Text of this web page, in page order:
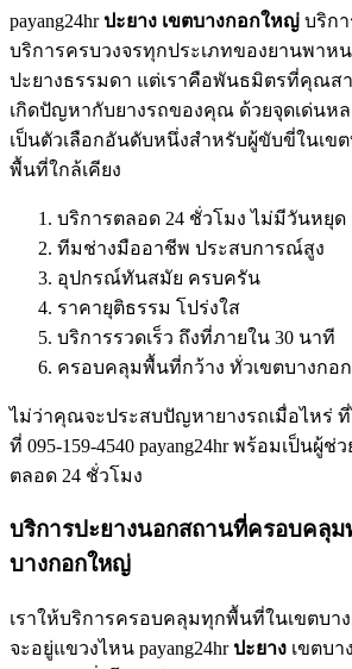
payang24hrปะยาง เขตบางกอกใหญ่ บริก
บริการครบวงจรทุกประเภทของยานพาหน
ปะยางธรรมดา แต่เราคือพันธมิตรที่คุณสา
เกิดปัญหากับยางรถของคุณ ด้วยจุดเด่นหล
เป็นตัวเลือกอันดับหนึ่งสําหรับผู้ขับขี่ในเข
พื้นที่ใกล้เคียง
บริการตลอด 24 ชั่วโมง ไม่มีวันหยุด
ทีมช่างมืออาชีพ ประสบการณ์สูง
อุปกรณ์ทันสมัย ครบครัน
ราคายุติธรรม โปร่งใส
บริการรวดเร็ว ถึงที่ภายใน 30 นาที
ครอบคลุมพื้นที่กว้าง ทั่วเขตบางก
ไม่ว่าคุณจะประสบปัญหายางรถเมื่อไหร่ ที่
ที่ 095-159-4540 payang24hr พร้อมเป็นผู้
ตลอด 24 ชั่วโมง
บริการปะยางนอกสถานที่ครอบคลุ
บางกอกใหญ่
เราให้บริการครอบคลุมทุกพื้นที่ในเขตบ
จะอยู่แขวงไหน payang24hrปะยาง เขตบ